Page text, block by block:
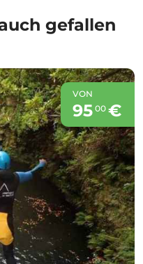
gefallen
VON
95 00€